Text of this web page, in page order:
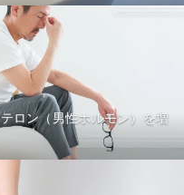
ロン（男性ホルモン）を増